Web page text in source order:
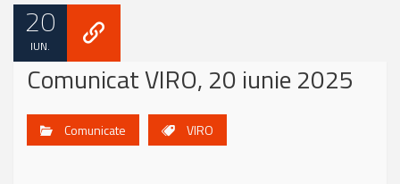
20
IUN.
Comunicat VIRO, 20 iunie 2025
Comunicate VIRO